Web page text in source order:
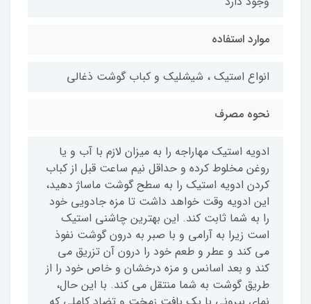
موارد استفاده
انواع استیک ، شیشلیک و کباب گوشت ذغالی
نحوه مصرف
ادویه استیک مهاراجه را به میزان لازم با آب و یا
روغن مخلوط کرده و حداقل نیم ساعت قبل از کباب
کردن ادویه استیک را به سطح گوشت ماساژ دهید،
این ادویه وقت خواهد داشت تا مزه جادویی خود
را به شما ثابت کند. این بهترین چاشنی استیک
است زیرا به آرامی و با صبر به درون گوشت نفوذ
می کند و عطر و طعم خود را درون آن تزریق می
کند و بعد اسانس و مزه درخشان و خاص خود را از
طریق گوشت به شما منتقل می کند. با این حال،